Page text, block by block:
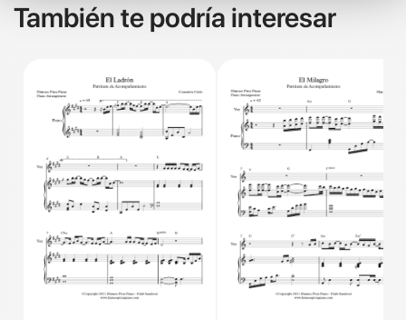
También te podría interesar